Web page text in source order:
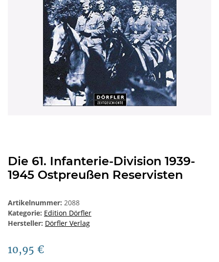
Die 61. Infanterie-Division 1939-
1945 Ostpreußen Reservisten
Artikelnummer: 2088
Kategorie: Edition Dörfler
Hersteller: Dörfler Verlag
10,95 €